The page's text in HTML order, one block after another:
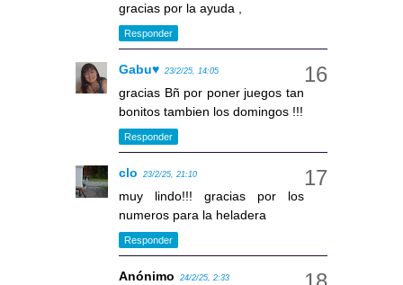
gracias por la ayuda ,
Responder
Gabu♥ 23/2/25, 14:05
gracias Bñ por poner juegos tan
bonitos tambien los domingos !!!
Responder
clo 23/2/25, 21:10
muy lindo!!! gracias por los
numeros para la heladera
Responder
Anónimo 24/2/25, 2:33